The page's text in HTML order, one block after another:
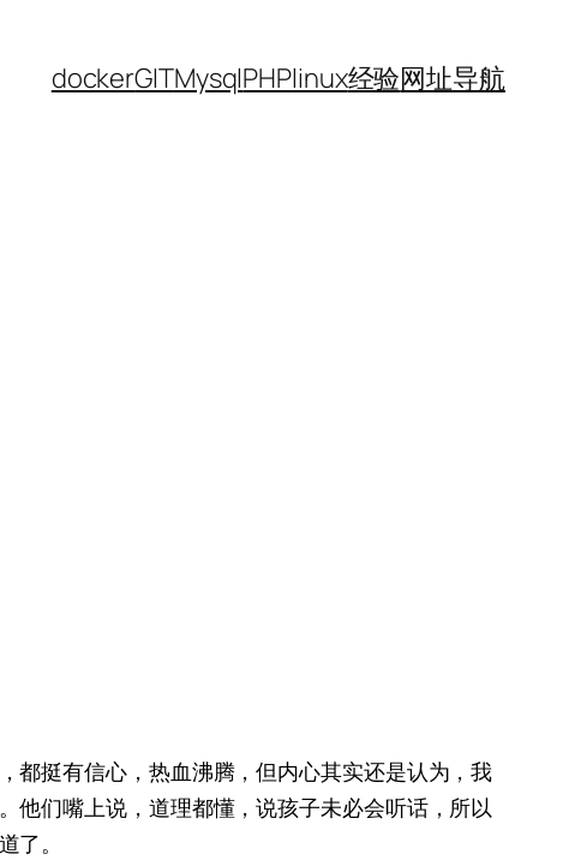
dockerGITMysqlPHPlinux经验网址导航
都挺有信心，热血沸腾，但内心其实还是认为，我
他们嘴上说，道理都懂，说孩子未必会听话，所以
了。